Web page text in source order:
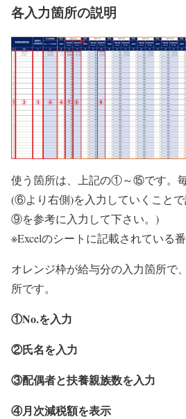
各入力箇所の説明
使う箇所は、上記の①～⑮です。
(⑥より右側)を入力していくこと
⑨を参考に入力して下さい。)
※Excelのシートに記載されている
オレンジ枠が給与分の入力箇所で
所です。
①No.を入力
②氏名を入力
③配偶者と扶養親族数を入力
④月次減税額を表示